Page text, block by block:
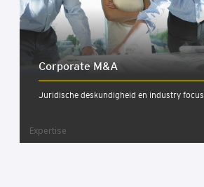
Cor­po­ra­te M&A
Juridische deskundigheid en industry focus
Expertise